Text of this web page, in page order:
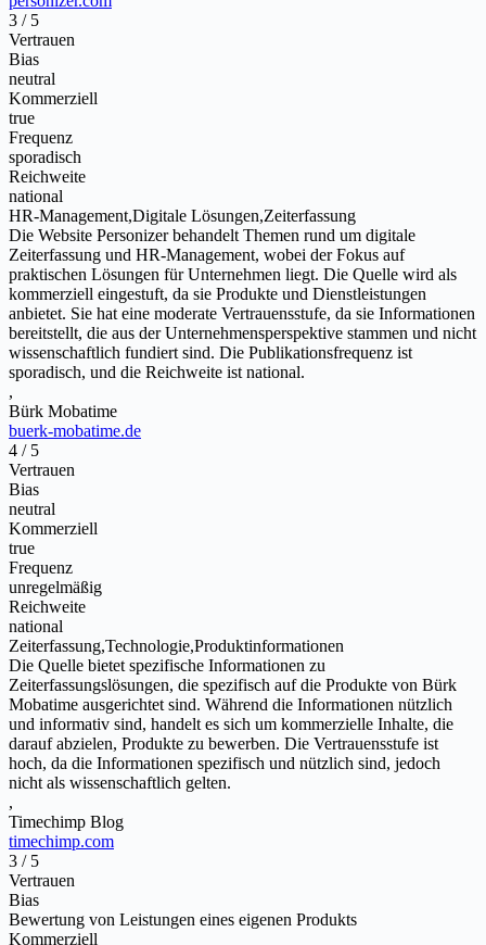
3 / 5
Vertrauen
Bias
neutral
Kommerziell
true
Frequenz
sporadisch
Reichweite
national
HR-Management,Digitale Lösungen,Zeiterfassung
Die Website Personizer behandelt Themen rund um digitale
Zeiterfassung und HR-Management, wobei der Fokus auf
praktischen Lösungen für Unternehmen liegt. Die Quelle wird als
kommerziell eingestuft, da sie Produkte und Dienstleistungen
anbietet. Sie hat eine moderate Vertrauensstufe, da sie Informationen
bereitstellt, die aus der Unternehmensperspektive stammen und nicht
wissenschaftlich fundiert sind. Die Publikationsfrequenz ist
sporadisch, und die Reichweite ist national.
,
Bürk Mobatime
buerk-mobatime.de
4 / 5
Vertrauen
Bias
neutral
Kommerziell
true
Frequenz
unregelmäßig
Reichweite
national
Zeiterfassung,Technologie,Produktinformationen
Die Quelle bietet spezifische Informationen zu
Zeiterfassungslösungen, die spezifisch auf die Produkte von Bürk
Mobatime ausgerichtet sind. Während die Informationen nützlich
und informativ sind, handelt es sich um kommerzielle Inhalte, die
darauf abzielen, Produkte zu bewerben. Die Vertrauensstufe ist
hoch, da die Informationen spezifisch und nützlich sind, jedoch
nicht als wissenschaftlich gelten.
,
Timechimp Blog
timechimp.com
3 / 5
Vertrauen
Bias
Bewertung von Leistungen eines eigenen Produkts
Kommerziell